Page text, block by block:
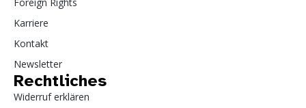
Karriere
Kontakt
Newsletter
Rechtliches
Widerruf erklären